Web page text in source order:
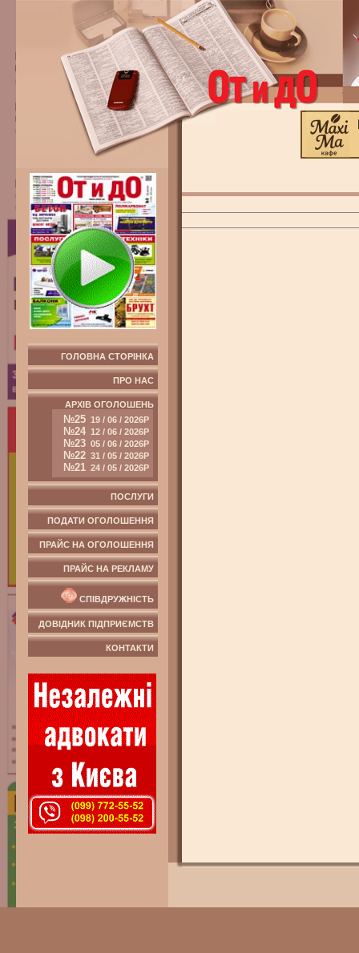
ГОЛОВНА СТОРІНКА
ПРО НАС
АРХІВ ОГОЛОШЕНЬ
№25 19 / 06 / 2026Р
№24 12 / 06 / 2026Р
№23 05 / 06 / 2026Р
№22 31 / 05 / 2026Р
№21 24 / 05 / 2026Р
ПОСЛУГИ
ПОДАТИ ОГОЛОШЕННЯ
ПРАЙС НА ОГОЛОШЕННЯ
ПРАЙС НА РЕКЛАМУ
СПІВДРУЖНІСТЬ
ДОВІДНИК ПІДПРИЄМСТВ
КОНТАКТИ